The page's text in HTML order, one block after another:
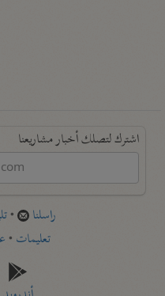
اشترك لتصلك أخبار مشاريعنا
راسلنا •
تعليمات •